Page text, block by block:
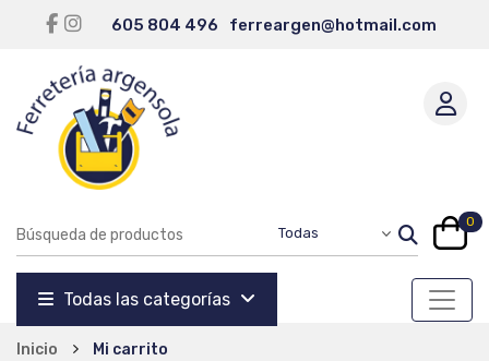
605 804 496 ferreargen@hotmail.com
0
Todas las categorías
Inicio Mi carrito